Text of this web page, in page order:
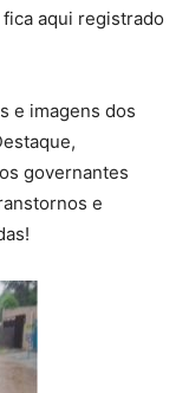
aqui registrado
e imagens dos
governantes
e